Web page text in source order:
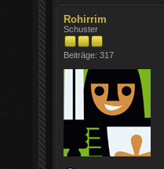
Rohirrim
Schuster
Beiträge: 317